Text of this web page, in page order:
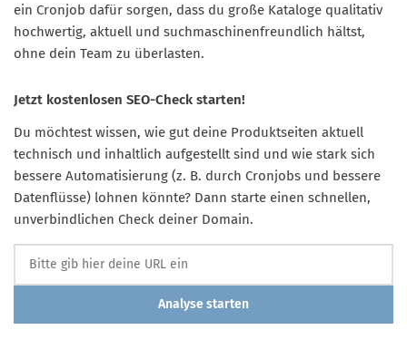
ein Cronjob dafür sorgen, dass du große Kataloge qualitativ
hochwertig, aktuell und suchmaschinenfreundlich hältst,
ohne dein Team zu überlasten.
Jetzt kostenlosen SEO-Check starten!
Du möchtest wissen, wie gut deine Produktseiten aktuell
technisch und inhaltlich aufgestellt sind und wie stark sich
bessere Automatisierung (z. B. durch Cronjobs und bessere
Datenflüsse) lohnen könnte? Dann starte einen schnellen,
unverbindlichen Check deiner Domain.
Analyse starten